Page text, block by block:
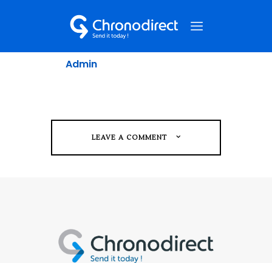
NOS CAS CLIENTS
NOUS CONTACTER
post-7-copyright
Admin
LEAVE A COMMENT